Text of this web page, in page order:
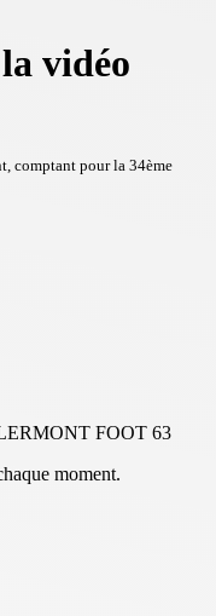
vidéo
comptant pour la 34ème
FOOT 63
moment.